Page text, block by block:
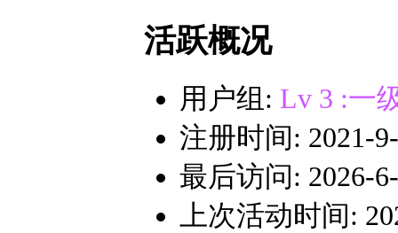
活跃概况
用户组: Lv 3 :一
注册时间: 2021-
最后访问: 2026-
上次活动时间: